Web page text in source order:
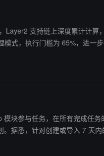
块参与任务，在所有完成任